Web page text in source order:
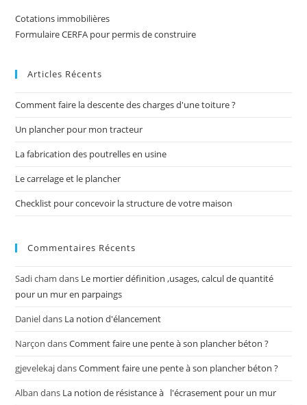
Cotations immobilières
Formulaire CERFA pour permis de construire
Articles Récents
Comment faire la descente des charges d'une toiture ?
Un plancher pour mon tracteur
La fabrication des poutrelles en usine
Le carrelage et le plancher
Checklist pour concevoir la structure de votre maison
Commentaires Récents
Sadi cham dans Le mortier définition ,usages, calcul de quantité
pour un mur en parpaings
Danieldans La notion d'élancement
Narçon dansComment faire une pente à son plancher béton ?
gjevelekajdansComment faire une pente à son plancher béton ?
Alban dans La notion de résistance à l'écrasement pour un mur